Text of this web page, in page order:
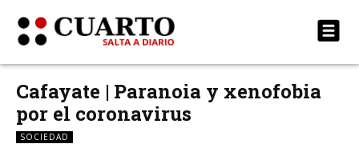
Cafayate | Paranoia y xenofobia
por el coronavirus
SOCIEDAD